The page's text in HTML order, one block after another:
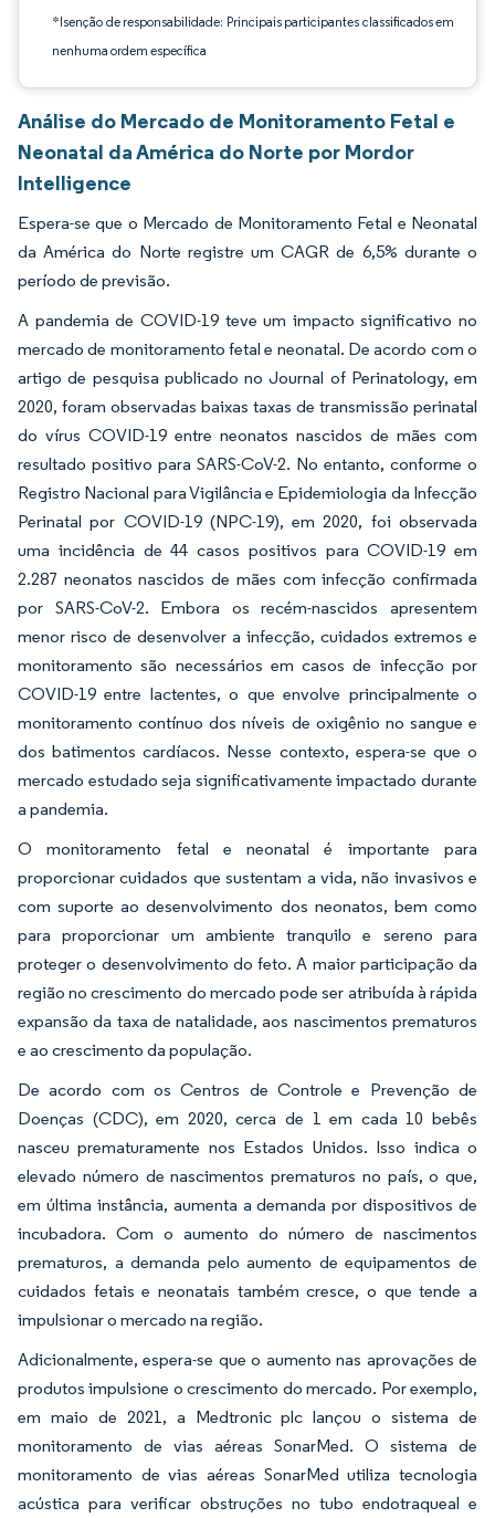
*Isenção de responsabilidade: Principais participantes classificados em
nenhuma ordem específica
Análise do Mercado de Monitoramento Fetal e
Neonatal da América do Norte por Mordor
Intelligence
Espera-se que o Mercado de Monitoramento Fetal e Neonatal
da América do Norte registre um CAGR de 6,5% durante o
período de previsão.
A pandemia de COVID-19 teve um impacto significativo no
mercado de monitoramento fetal e neonatal. De acordo com o
artigo de pesquisa publicado no Journal of Perinatology, em
2020, foram observadas baixas taxas de transmissão perinatal
do vírus COVID-19 entre neonatos nascidos de mães com
resultado positivo para SARS-CoV-2. No entanto, conforme o
Registro Nacional para Vigilância e Epidemiologia da Infecção
Perinatal por COVID-19 (NPC-19), em 2020, foi observada
uma incidência de 44 casos positivos para COVID-19 em
2.287 neonatos nascidos de mães com infecção confirmada
por SARS-CoV-2. Embora os recém-nascidos apresentem
menor risco de desenvolver a infecção, cuidados extremos e
monitoramento são necessários em casos de infecção por
COVID-19 entre lactentes, o que envolve principalmente o
monitoramento contínuo dos níveis de oxigênio no sangue e
dos batimentos cardíacos. Nesse contexto, espera-se que o
mercado estudado seja significativamente impactado durante
a pandemia.
O monitoramento fetal e neonatal é importante para
proporcionar cuidados que sustentam a vida, não invasivos e
com suporte ao desenvolvimento dos neonatos, bem como
para proporcionar um ambiente tranquilo e sereno para
proteger o desenvolvimento do feto. A maior participação da
região no crescimento do mercado pode ser atribuída à rápida
expansão da taxa de natalidade, aos nascimentos prematuros
e ao crescimento da população.
De acordo com os Centros de Controle e Prevenção de
Doenças (CDC), em 2020, cerca de 1 em cada 10 bebês
nasceu prematuramente nos Estados Unidos. Isso indica o
elevado número de nascimentos prematuros no país, o que,
em última instância, aumenta a demanda por dispositivos de
incubadora. Com o aumento do número de nascimentos
prematuros, a demanda pelo aumento de equipamentos de
cuidados fetais e neonatais também cresce, o que tende a
impulsionar o mercado na região.
Adicionalmente, espera-se que o aumento nas aprovações de
produtos impulsione o crescimento do mercado. Por exemplo,
em maio de 2021, a Medtronic plc lançou o sistema de
monitoramento de vias aéreas SonarMed. O sistema de
monitoramento de vias aéreas SonarMed utiliza tecnologia
acústica para verificar obstruções no tubo endotraqueal e